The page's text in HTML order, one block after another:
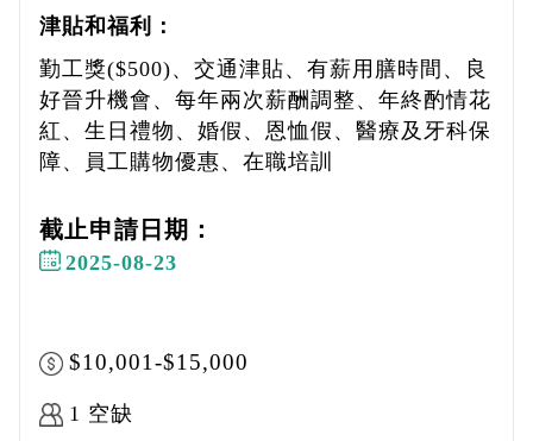
津貼和福利：
勤工獎($500)、交通津貼、有薪用膳時間、良
好晉升機會、每年兩次薪酬調整、年終酌情花
紅、生日禮物、婚假、恩恤假、醫療及牙科保
障、員工購物優惠、在職培訓
截止申請日期：
2025-08-23
$10,001-$15,000
1 空缺